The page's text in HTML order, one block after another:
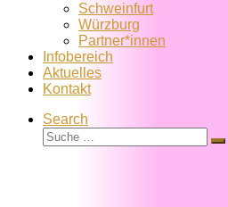
Schweinfurt
Würzburg
Partner*innen
Infobereich
Aktuelles
Kontakt
Search
Suche